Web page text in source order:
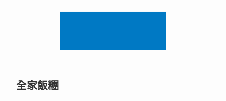
全家飯糰